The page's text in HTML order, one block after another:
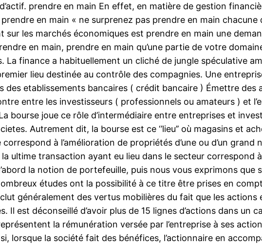
prendre en main En effet, en matière de gestion
prendre en main « ne surprenez pas prendre en main
les marchés économiques est prendre en main une
en main, prendre en main qu’une partie de votre
finance a habituellement un cliché de jungle spéculative
lieu destinée au contrôle des compagnies. Une
etablissements bancaires ( crédit bancaire ) Émettre des
entre les investisseurs ( professionnels ou amateurs ) et
bourse joue ce rôle d’intermédiaire entre entreprises et
Autrement dit, la bourse est ce ‘’lieu’’ où magasins et
à l’amélioration de propriétés d’une ou d’un grand
ultime transaction ayant eu lieu dans le secteur correspond
la notion de portefeuille, puis nous vous exprimons que
études ont la possibilité à ce titre être prises en
généralement des vertus mobilières du fait que les
Il est déconseillé d’avoir plus de 15 lignes d’actions dans un
la rémunération versée par l’entreprise à ses
lorsque la société fait des bénéfices, l’actionnaire en